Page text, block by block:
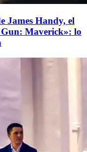
James Handy, el
Maverick»: lo